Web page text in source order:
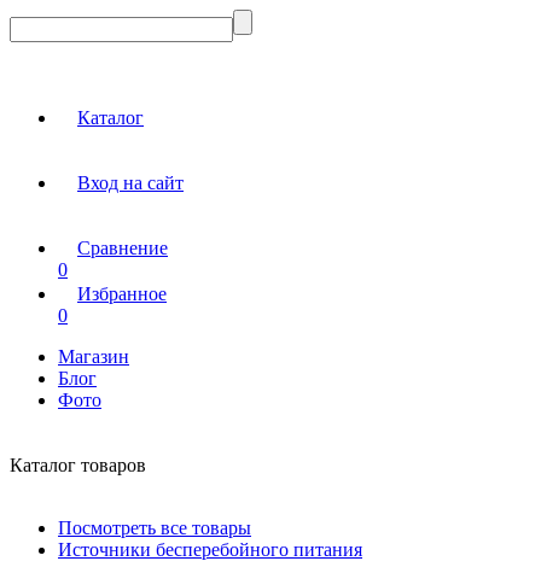
Каталог
Вход на сайт
Сравнение
0
Избранное
0
Магазин
Блог
Фото
Каталог товаров
Посмотреть все товары
Источники бесперебойного питания